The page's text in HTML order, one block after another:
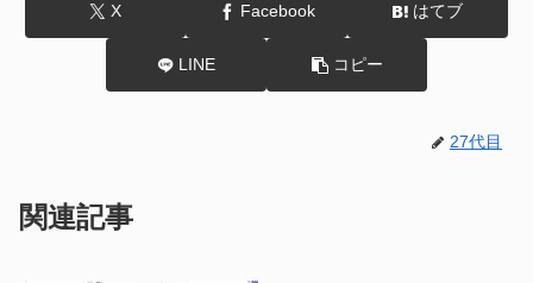
X Facebook はてブ
LINE コピー
27代目
関連記事